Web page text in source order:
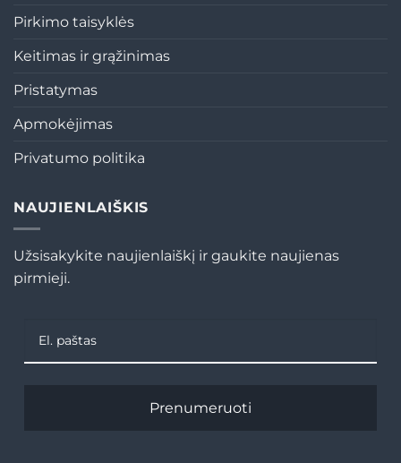
Pirkimo taisyklės
Keitimas ir grąžinimas
Pristatymas
Apmokėjimas
Privatumo politika
NAUJIENLAIŠKIS
Užsisakykite naujienlaiškį ir gaukite naujienas
pirmieji.
Prenumeruoti